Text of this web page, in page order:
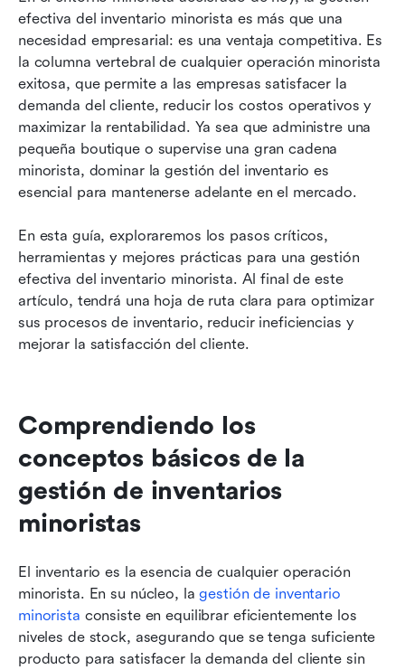
efectiva del inventario minorista es más que una
necesidad empresarial: es una ventaja competitiva. Es
la columna vertebral de cualquier operación minorista
exitosa, que permite a las empresas satisfacer la
demanda del cliente, reducir los costos operativos y
maximizar la rentabilidad. Ya sea que administre una
pequeña boutique o supervise una gran cadena
minorista, dominar la gestión del inventario es
esencial para mantenerse adelante en el mercado.
En esta guía, exploraremos los pasos críticos,
herramientas y mejores prácticas para una gestión
efectiva del inventario minorista. Al final de este
artículo, tendrá una hoja de ruta clara para optimizar
sus procesos de inventario, reducir ineficiencias y
mejorar la satisfacción del cliente.
Comprendiendo los
conceptos básicos de la
gestión de inventarios
minoristas
El inventario es la esencia de cualquier operación
minorista. En su núcleo, la gestión de inventario
minorista consiste en equilibrar eficientemente los
niveles de stock, asegurando que se tenga suficiente
producto para satisfacer la demanda del cliente sin
Superando desafíos en la gestión de inventarios
minoristas
Adoptar una mentalidad ágil
Preguntas frecuentes: información sobre la
gestión de inventarios minoristas
Conclusiones